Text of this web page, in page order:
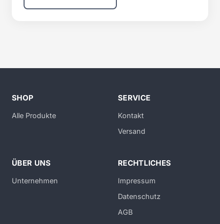
SHOP
Alle Produkte
SERVICE
Kontakt
Versand
ÜBER UNS
Unternehmen
RECHTLICHES
Impressum
Datenschutz
AGB